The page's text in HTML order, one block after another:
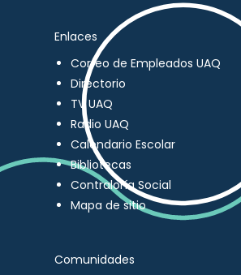
Enlaces
Correo de Empleados UAQ
Directorio
TV UAQ
Radio UAQ
Calendario Escolar
Bibliotecas
Contraloría Social
Mapa de sitio
Comunidades